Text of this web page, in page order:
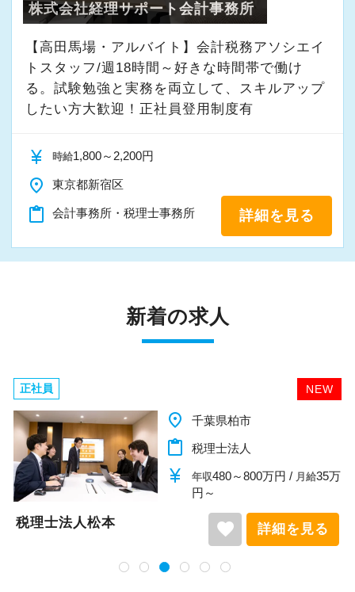
株式会社経理サポート会計事務所
【高田馬場・アルバイト】会計税務アソシエイ
トスタッフ/週18時間～好きな時間帯で働け
る。試験勉強と実務を両立して、スキルアップ
したい方大歓迎！正社員登用制度有
currency_yen 時給1,800～2,200円
place 東京都新宿区
content_paste 会計事務所・税理士事務所 詳細を見る
新着の求人
万
place 千葉県柏市
content_paste 税理士法人
currency_yen 年収360～450万円 / 月給
税理士法人松本 favorite 詳細を見